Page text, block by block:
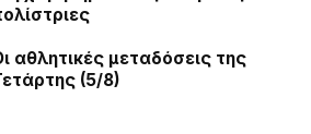
αθλητικές μεταδόσεις της
(5/8)